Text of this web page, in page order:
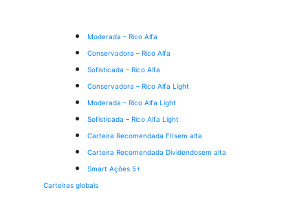
Moderada – Rico Alfa
Conservadora – Rico Alfa
Sofisticada – Rico Alfa
Conservadora – Rico Alfa Light
Moderada – Rico Alfa Light
Sofisticada – Rico Alfa Light
Carteira Recomendada FIIsem alta
Carteira Recomendada Dividendosem alta
Smart Ações 5+
Carteiras globais